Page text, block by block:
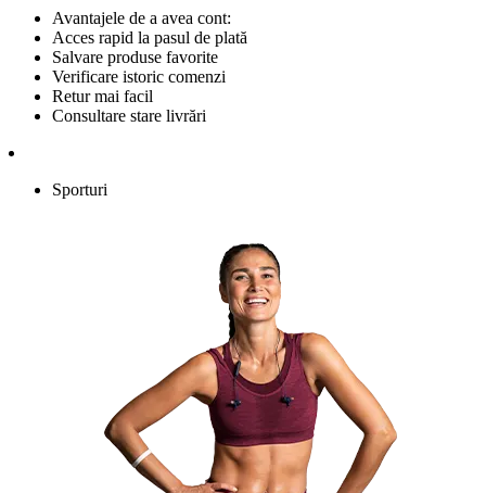
Avantajele de a avea cont:
Acces rapid la pasul de plată
Salvare produse favorite
Verificare istoric comenzi
Retur mai facil
Consultare stare livrări
Sporturi